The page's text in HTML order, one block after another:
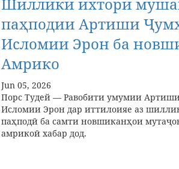
паҳподии Артиши
Исломии Эрон ба
Амрико
Jun 05, 2026
Порс Тудей — Равобити умумии
Исломии Эрон дар иттилоияе аз
паҳподӣ ба самти новшиканҳои
амрикоӣ хабар дод.